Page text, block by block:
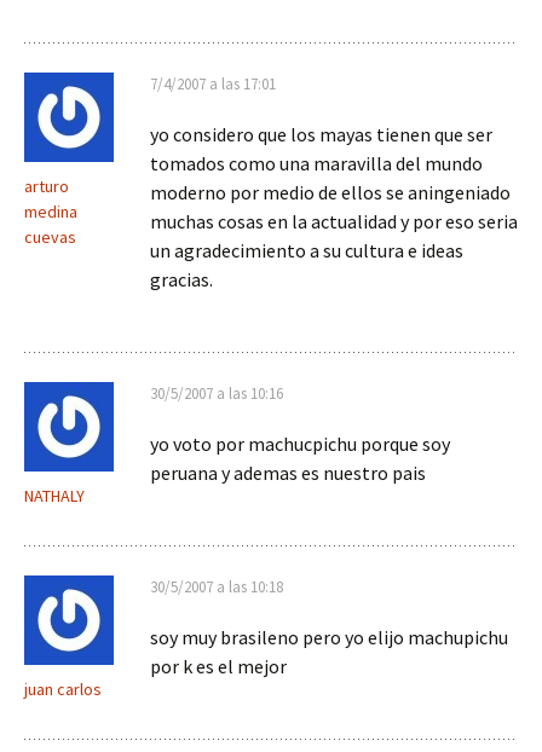
arturo
medina
cuevas
7/4/2007 a las 17:01
yo considero que los mayas tienen que ser
tomados como una maravilla del mundo
moderno por medio de ellos se aningeniado
muchas cosas en la actualidad y por eso seria
un agradecimiento a su cultura e ideas
gracias.
NATHALY
30/5/2007 a las 10:16
yo voto por machucpichu porque soy
peruana y ademas es nuestro pais
juan carlos
30/5/2007 a las 10:18
soy muy brasileno pero yo elijo machupichu
por k es el mejor